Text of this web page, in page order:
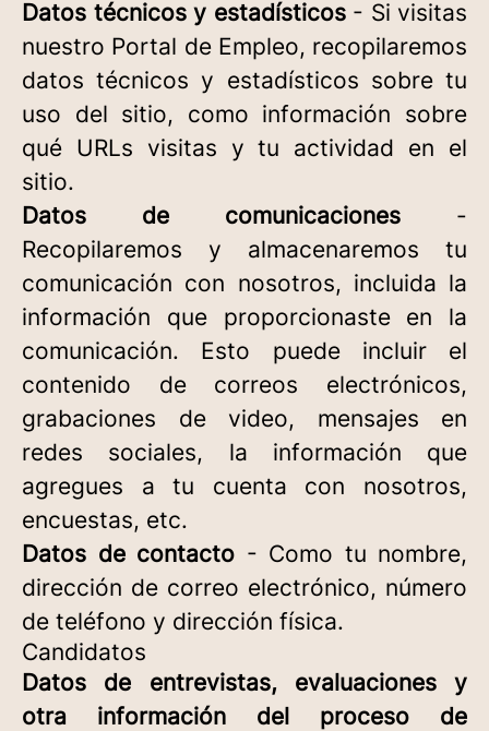
Datos técnicos y estadísticos- Si visitas
nuestro Portal de Empleo, recopilaremos
datos técnicos y estadísticos sobre tu
uso del sitio, como información sobre
qué URLs visitas y tu actividad en el
sitio.
Datos de comunicaciones -
Recopilaremos y almacenaremos tu
comunicación con nosotros, incluida la
información que proporcionaste en la
comunicación. Esto puede incluir el
contenido de correos electrónicos,
grabaciones de video, mensajes en
redes sociales, la información que
agregues a tu cuenta con nosotros,
encuestas, etc.
Datos de contacto - Como tu nombre,
dirección de correo electrónico, número
de teléfono y dirección física.
Candidatos
Datos de entrevistas, evaluaciones y
otra información del proceso de